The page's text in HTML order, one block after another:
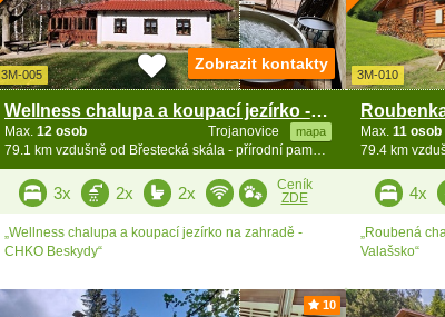
3M-005
Wellness chalupa a koupací jezírko - Radhošť
Trojanovice mapa
Max. 12 osob
79.1 km vzdušně od Břestecká skála - přírodní památka
Zobrazit kontakty
3x 2x 2x
Ceník
ZDE
„Wellness chalupa a koupací jezírko na zahradě -
CHKO Beskydy“
3M-010
Max. 11 osob
4x
„Roubená
Valašsko“
10